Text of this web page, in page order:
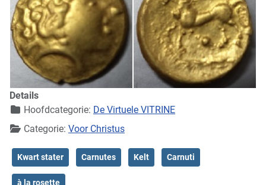
Details
Hoofdcategorie: De Virtuele VITRINE
Categorie: Voor Christus
Kwart stater Carnutes Kelt Carnuti
à la rosette